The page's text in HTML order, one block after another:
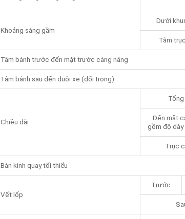
Khoảng sáng gầm
Dưới
Tâm
Tâm bánh trước đến mặt trước càng nâng
Tâm bánh sau đến đuôi xe (đối trọng)
Chiều dài
Đến mặt
gồm độ
Trục
Bán kính quay tối thiểu
Vết lốp
Trước